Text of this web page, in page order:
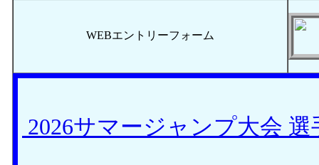
WEBエントリーフォーム
2026サマージャンプ大会